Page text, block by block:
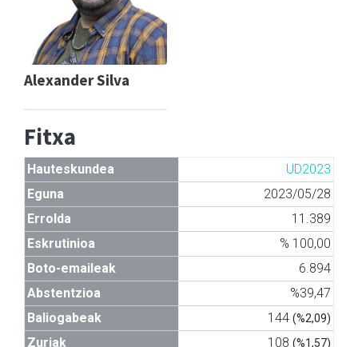
Alexander Silva
Fitxa
Hauteskundea
UD2023
Eguna
2023/05/28
Errolda
11.389
Eskrutinioa
% 100,00
Boto-emaileak
6.894
Abstentzioa
%39,47
Baliogabeak
144 (%2,09)
Zuriak 108 (%1,57)